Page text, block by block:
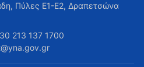
Πύλες Ε1-Ε2, Δραπετσώνα
213 137 1700